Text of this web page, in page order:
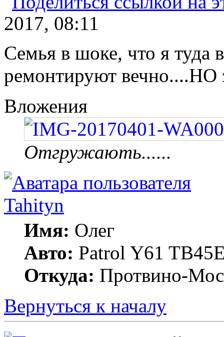
2017, 08:11
Семья в шоке, что я туда
ремонтируют вечно....НО
Вложения
Отгружають......
Tahityn
Имя: Олег
Авто: Patrol Y61
Откуда: Протвино-
Вернуться к началу